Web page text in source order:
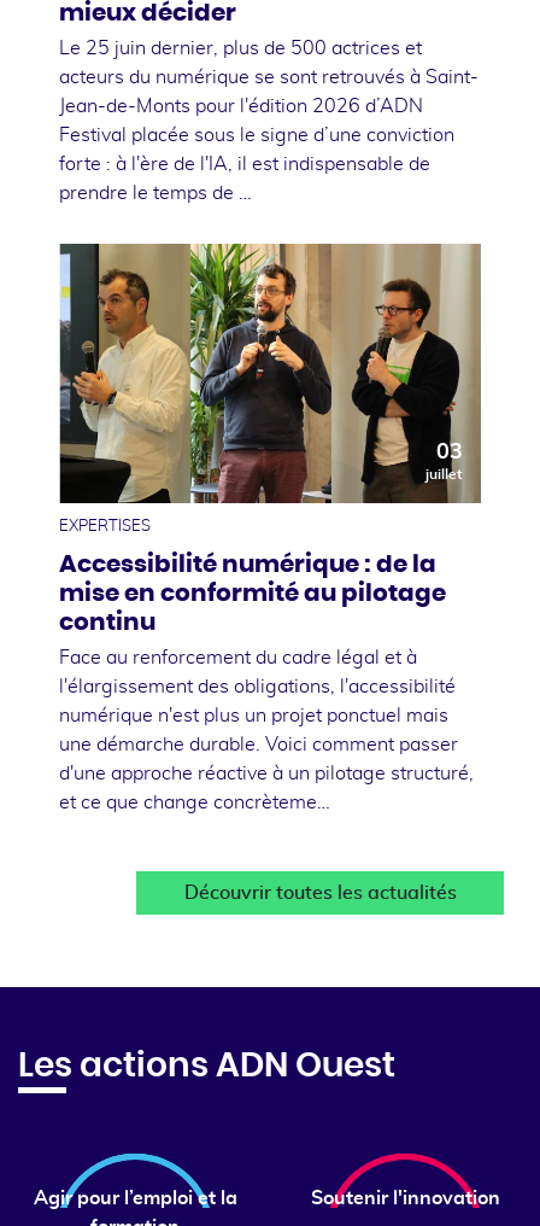
mieux décider
Le 25 juin dernier, plus de 500 actrices et
acteurs du numérique se sont retrouvés à Saint-
Jean-de-Monts pour l'édition 2026 d’ADN
Festival placée sous le signe d’une conviction
forte : à l'ère de l'IA, il est indispensable de
prendre le temps de …
03
juillet
EXPERTISES
Accessibilité numérique : de la
mise en conformité au pilotage
continu
Face au renforcement du cadre légal et à
l'élargissement des obligations, l'accessibilité
numérique n'est plus un projet ponctuel mais
une démarche durable. Voici comment passer
d'une approche réactive à un pilotage structuré,
et ce que change concrèteme…
Découvrir toutes les actualités
Les actions ADN Ouest
Agir pour l’emploi et la
Soutenir l'innovation